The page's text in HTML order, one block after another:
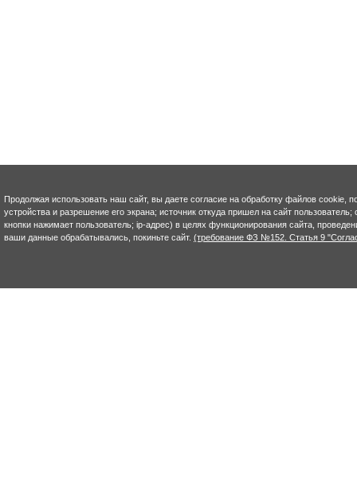
Продолжая использовать наш сайт, вы даете согласие на обработку файлов cookie,
устройства и разрешение его экрана; источник откуда пришел на сайт
кнопки нажимает пользователь; ip-адрес) в целях функционирования сайта,
ваши данные обрабатывались, покиньте сайт. (требование ФЗ №152. Статья 9